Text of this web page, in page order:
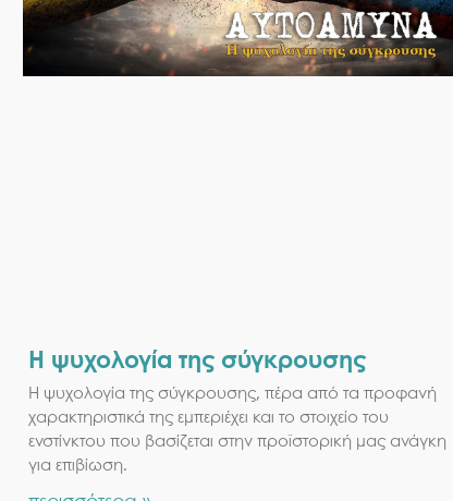
Η ψυχολογία της σύγκρουσης
Η ψυχολογία της σύγκρουσης, πέρα από τα προφανή
χαρακτηριστικά της εμπεριέχει και το στοιχείο του
ενστίνκτου που βασίζεται στην προϊστορική μας ανάγκη
για επιβίωση.